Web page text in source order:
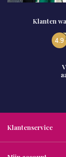
Klanten
4.9
Klantenservice